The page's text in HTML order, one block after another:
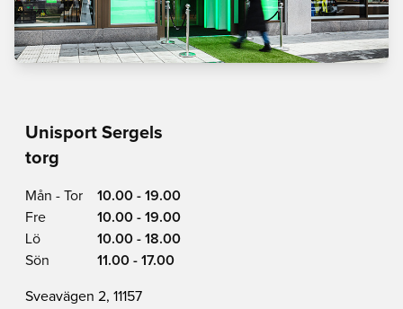
Unisport Sergels
torg
Mån - Tor
10.00 - 19.00
Fre
10.00 - 19.00
Lö
10.00 - 18.00
Sön
11.00 - 17.00
Sveavägen 2, 11157